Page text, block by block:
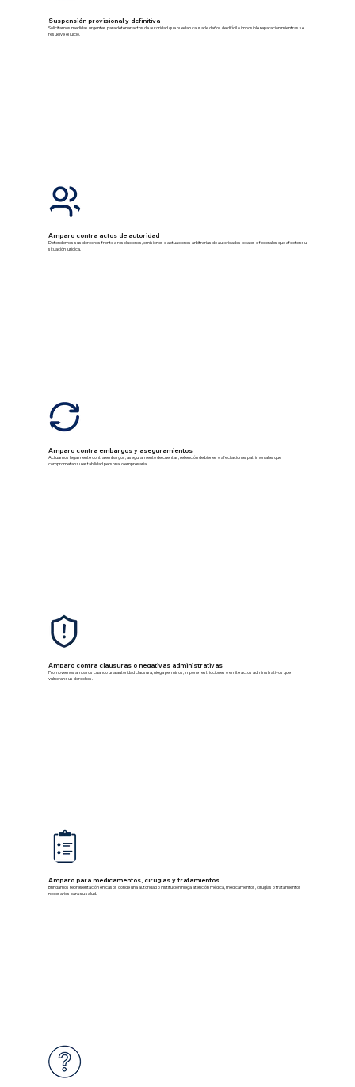
Suspensión provisional y definitiva
Solicitamos medidas urgentes para detener actos de autoridad que puedan causarle daños de difícil o imposible reparación mientras se
resuelve el juicio.
Amparo contra actos de autoridad
Defendemos sus derechos frente a resoluciones, omisiones o actuaciones arbitrarias de autoridades locales o federales que afecten su
situación jurídica.
Amparo contra embargos y aseguramientos
Actuamos legalmente contra embargos, aseguramiento de cuentas, retención de bienes o afectaciones patrimoniales que
comprometan su estabilidad personal o empresarial.
Amparo contra clausuras o negativas administrativas
Promovemos amparos cuando una autoridad clausura, niega permisos, impone restricciones o emite actos administrativos que
vulneran sus derechos.
Amparo para medicamentos, cirugías y tratamientos
Brindamos representación en casos donde una autoridad o institución niega atención médica, medicamentos, cirugías o tratamientos
necesarios para su salud.